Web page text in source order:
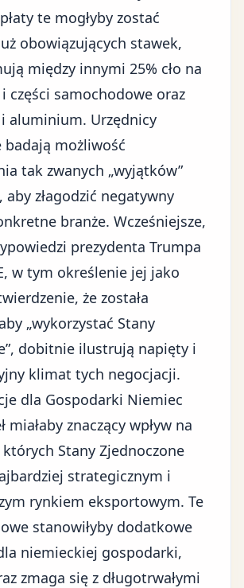
te mogłyby zostać
obowiązujących stawek,
między innymi 25% cło na
części samochodowe oraz
aluminium. Urzędnicy
możliwość
tak zwanych „wyjątków”
aby złagodzić negatywny
branże. Wcześniejsze,
prezydenta Trumpa
w tym określenie jej jako
że została
„wykorzystać Stany
dobitnie ilustrują napięty i
klimat tych negocjacji.
dla Gospodarki Niemiec
miałaby znaczący wpływ na
Stany Zjednoczone
strategicznym i
rynkiem eksportowym. Te
stanowiłyby dodatkowe
niemieckiej gospodarki,
zmaga się z długotrwałymi